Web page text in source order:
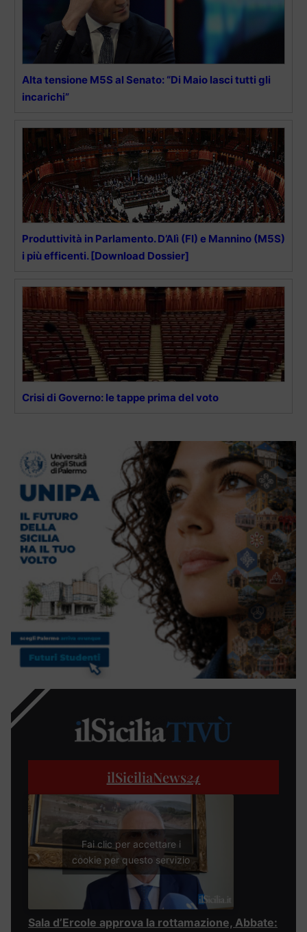
Alta tensione M5S al Senato: “Di Maio lasci tutti gli
incarichi”
Produttività in Parlamento. D’Alì (FI) e Mannino (M5S)
i più efficenti. [Download Dossier]
Crisi di Governo: le tappe prima del voto
ilSiciliaNews24
Fai clic per accettare i
cookie per questo servizio
Sala d’Ercole approva la rottamazione, Abbate: